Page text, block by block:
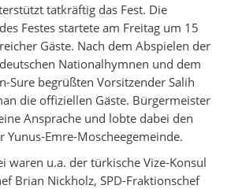
tatkräftig das Fest. Die
Festes startete am Freitag um 15
Gäste. Nach dem Abspielen der
Nationalhymnen und dem
Sure begrüßten Vorsitzender Salih
die offiziellen Gäste. Bürgermeister
Ansprache und lobte dabei den
Yunus-Emre-Moscheegemeinde.
waren u.a. der türkische Vize-Konsul
Brian Nickholz, SPD-Fraktionschef